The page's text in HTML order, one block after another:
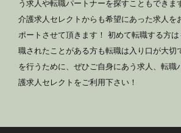
う求人や転職パートナーを探すこともできま
介護求人セレクトからも希望にあった求人を
ポートさせて頂きます！ 初めて転職する方
職されたことがある方も転職は入り口が大切
を行うために、ぜひご自身にあう求人、転職
護求人セレクトをご利用下さい！